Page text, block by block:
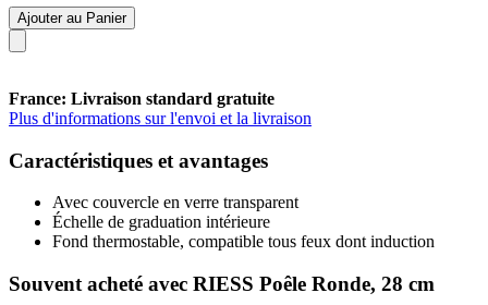
Ajouter au Panier
France: Livraison standard gratuite
Plus d'informations sur l'envoi et la livraison
Caractéristiques et avantages
Avec couvercle en verre transparent
Échelle de graduation intérieure
Fond thermostable, compatible tous feux dont induction
Souvent acheté avec RIESS Poêle Ronde, 28 cm